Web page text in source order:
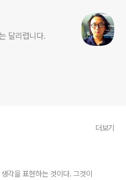
달리렵니다.
더보기
각을 표현하는 것이다. 그것이